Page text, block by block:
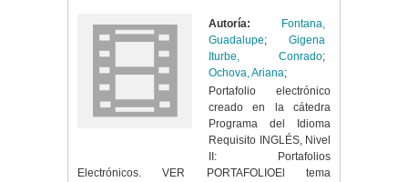
Autoría:
Fontana,
Guadalupe; Gigena
Iturbe, Conrado;
Ochova, Ariana;
Portafolio electrónico
creado en la cátedra
Programa del Idioma
Requisito INGLÉS, Nivel
II: Portafolios
Electrónicos. VER PORTAFOLIOEl tema